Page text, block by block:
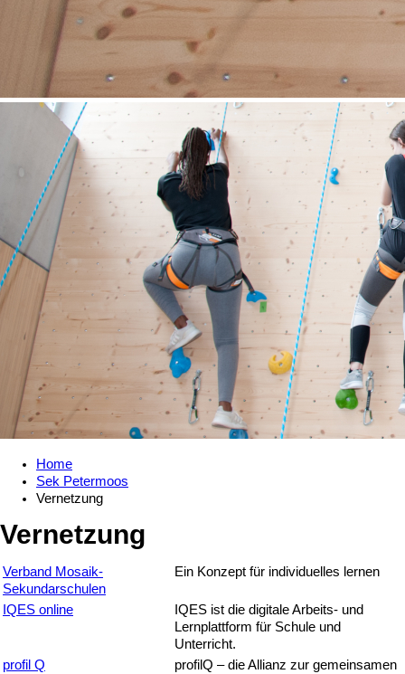
Home
Sek Petermoos
Vernetzung
Vernetzung
Verband Mosaik-
Sekundarschulen
Ein Konzept für individuelles lernen
IQES online
IQES ist die digitale Arbeits- und
Lernplatt­form für Schule und
Unterricht.
profil Q
profilQ – die Allianz zur gemeinsamen